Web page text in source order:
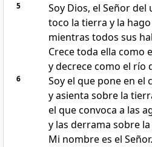
5
Soy Dios, el Señor del
toco la tierra y la
mientras todos sus
Crece toda ella como
y decrece como el río
6
Soy el que pone en el
y asienta sobre la
el que convoca a las
y las derrama sobre
Mi nombre es el Señor.